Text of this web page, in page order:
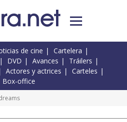
de cine
Cartelera
DVD Avances
Tráilers
Actores y actrices
Carteles
Box-office